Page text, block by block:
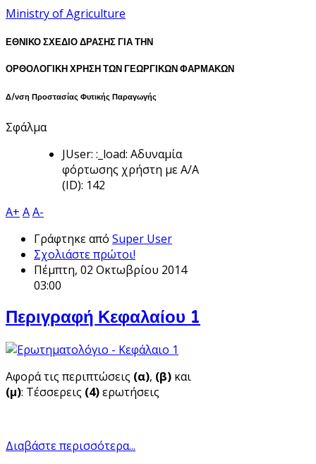
Ministry of Agriculture
ΕΘΝΙΚΟ ΣΧΕΔΙΟ ΔΡΑΣΗΣ ΓΙΑ ΤΗΝ
ΟΡΘΟΛΟΓΙΚΗ ΧΡΗΣΗ ΤΩΝ ΓΕΩΡΓΙΚΩΝ ΦΑΡΜΑΚΩΝ
Δ/νση Προστασίας Φυτικής Παραγωγής
Σφάλμα
JUser: :_load: Αδυναμία
φόρτωσης χρήστη με Α/Α
(ID): 142
A+ AA-
Γράφτηκε από Super User
Σχολιάστε πρώτοι!
Πέμπτη, 02 Οκτωβρίου 2014
03:00
Περιγραφή Κεφαλαίου 1
Αφορά τις περιπτώσεις (α), (β) και
(μ): Τέσσερεις (4)ερωτήσεις
Διαβάστε περισσότερα...